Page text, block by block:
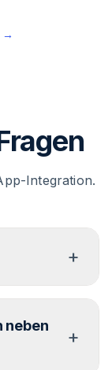
→
Integration.
+
wird
neben
+